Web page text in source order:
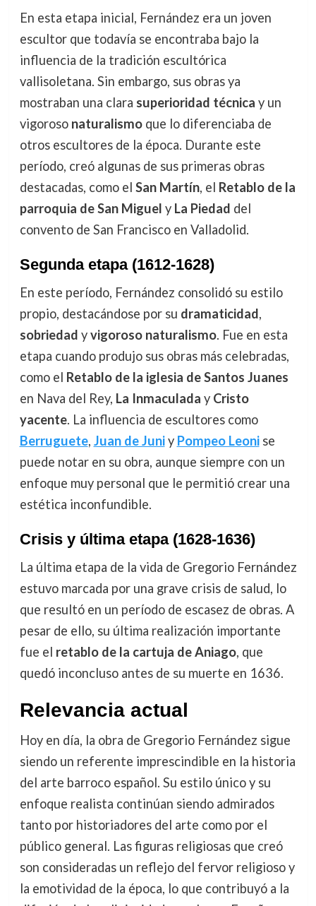
En esta etapa inicial, Fernández era un joven
escultor que todavía se encontraba bajo la
influencia de la tradición escultórica
vallisoletana. Sin embargo, sus obras ya
mostraban una clara superioridad técnica y un
vigoroso naturalismoque lo diferenciaba de
otros escultores de la época. Durante este
período, creó algunas de sus primeras obras
destacadas, como el San Martín, el Retablo de la
parroquia de San Miguel y La Piedad del
convento de San Francisco en Valladolid.
Segunda etapa (1612-1628)
En este período, Fernández consolidó su estilo
propio, destacándose por su dramaticidad,
sobriedad yvigoroso naturalismo. Fue en esta
etapa cuando produjo sus obras más celebradas,
como el Retablo de la iglesia de Santos Juanes
en Nava del Rey, La Inmaculada y Cristo
yacente. La influencia de escultores como
Berruguete, Juan de Juniy Pompeo Leonise
puede notar en su obra, aunque siempre con un
enfoque muy personal que le permitió crear una
estética inconfundible.
Crisis y última etapa (1628-1636)
La última etapa de la vida de Gregorio Fernández
estuvo marcada por una grave crisis de salud, lo
que resultó en un período de escasez de obras. A
pesar de ello, su última realización importante
fue el retablo de la cartuja de Aniago, que
quedó inconcluso antes de su muerte en 1636.
Relevancia actual
Hoy en día, la obra de Gregorio Fernández sigue
siendo un referente imprescindible en la historia
del arte barroco español. Su estilo único y su
enfoque realista continúan siendo admirados
tanto por historiadores del arte como por el
público general. Las figuras religiosas que creó
son consideradas un reflejo del fervor religioso y
la emotividad de la época, lo que contribuyó a la